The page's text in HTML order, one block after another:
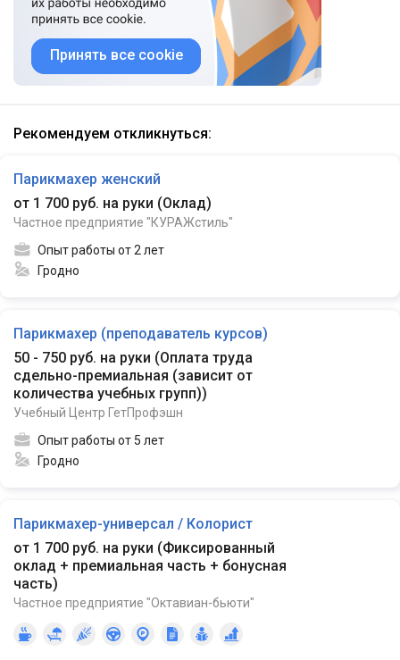
Принять все cookie
Рекомендуем откликнуться:
Парикмахер женский
от 1 700 руб. на руки (Оклад)
Частное предприятие "КУРАЖстиль"
Опыт работы от 2 лет
Гродно
Парикмахер (преподаватель курсов)
50 - 750 руб. на руки (Оплата труда
сдельно-премиальная (зависит от
количества учебных групп))
Учебный Центр ГетПрофэшн
Опыт работы от 5 лет
Гродно
Парикмахер-универсал / Колорист
от 1 700 руб. на руки (Фиксированный
оклад + премиальная часть + бонусная
часть)
Частное предприятие "Октавиан-бьюти"